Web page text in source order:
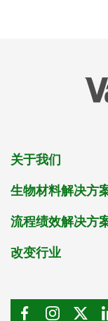
关于我们
生物材料解决方
流程绩效解决方
改变行业